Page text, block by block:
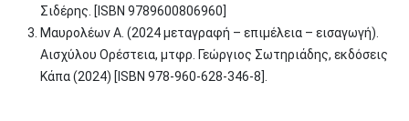
Σιδέρης. [ISBN 9789600806960]
Μαυρολέων Α. (2024 μεταγραφή – επιμέλεια – εισαγωγή).
Αισχύλου Ορέστεια, μτφρ. Γεώργιος Σωτηριάδης, εκδόσεις
Κάπα (2024) [ISBN 978-960-628-346-8].